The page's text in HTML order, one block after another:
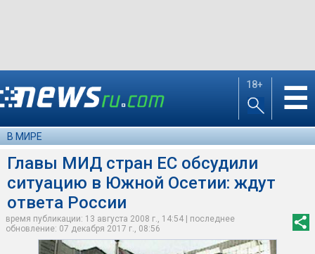
18+ ☰
В МИРЕ
Главы МИД стран ЕС обсудили
ситуацию в Южной Осетии: ждут
ответа России
время публикации: 13 августа 2008 г., 14:54 | последнее
обновление: 07 декабря 2017 г., 08:56